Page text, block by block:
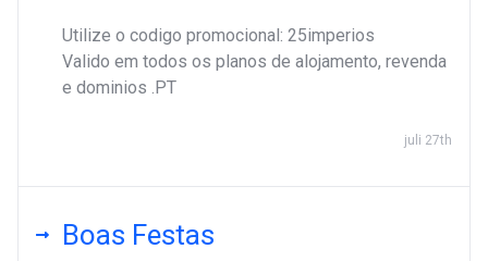
Utilize o codigo promocional: 25imperios
Valido em todos os planos de alojamento, revenda
e dominios .PT
juli 27th
Boas Festas